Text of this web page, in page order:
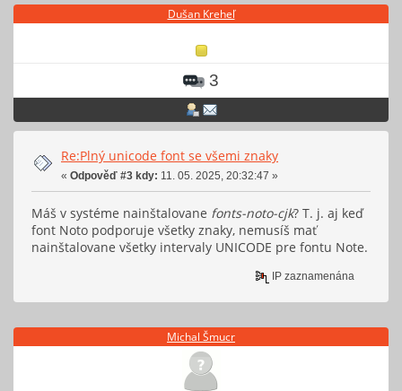
Dušan Kreheľ
3
Re:Plný unicode font se všemi znaky
« Odpověď #3 kdy: 11. 05. 2025, 20:32:47 »
Máš v systéme nainštalovane fonts-noto-cjk? T. j. aj keď
font Noto podporuje všetky znaky, nemusíš mať
nainštalovane všetky intervaly UNICODE pre fontu Note.
IP zaznamenána
Michal Šmucr